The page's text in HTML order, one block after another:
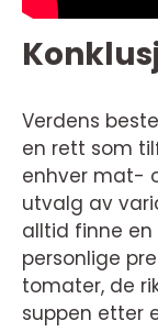
Verdens
en rett som
enhver mat-
utvalg av
alltid finne
personlige
tomater, de
suppen etter